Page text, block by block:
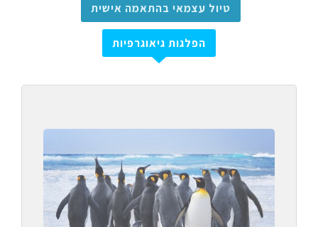
טיול עצמאי בהתאמה אישית
הפלגות גיאוגרפיות